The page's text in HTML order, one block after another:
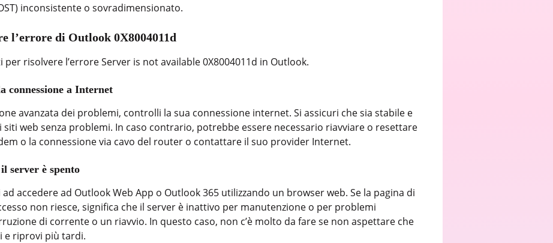
inconsistente o sovradimensionato.
l’errore di Outlook 0X8004011d
per risolvere l’errore Server is not available 0X8004011d in Outlook.
connessione a Internet
avanzata dei problemi, controlli la sua connessione internet. Si assicuri che sia stabile e
siti web senza problemi. In caso contrario, potrebbe essere necessario riavviare o resettare
o la connessione via cavo del router o contattare il suo provider Internet.
server è spento
accedere ad Outlook Web App o Outlook 365 utilizzando un browser web. Se la pagina di
non riesce, significa che il server è inattivo per manutenzione o per problemi
di corrente o un riavvio. In questo caso, non c’è molto da fare se non aspettare che
e riprovi più tardi.